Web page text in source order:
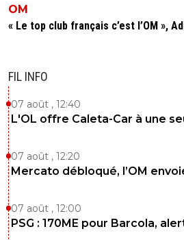
OM
« Le top club français c’est l’OM »,
FIL INFO
07 août , 12:40
L'OL offre Caleta-Car à une
07 août , 12:20
Mercato débloqué, l’OM
07 août , 12:00
PSG : 170ME pour Barcola,